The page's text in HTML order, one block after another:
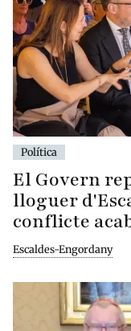
Política
El Govern
lloguer
conflicte
Escaldes-Engordany